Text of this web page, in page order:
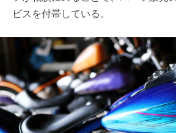
ビスを付帯している。